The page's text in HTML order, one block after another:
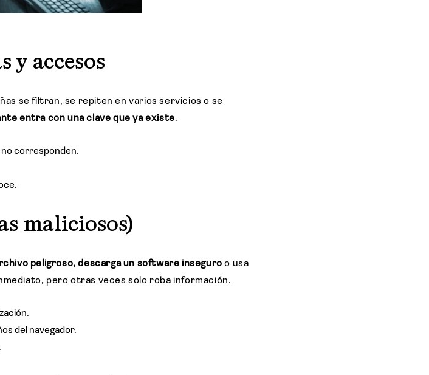
y accesos
se filtran, se repiten en varios servicios o se
entra con una clave que ya existe.
no corresponden.
maliciosos)
peligroso, descarga un software inseguroo usa
pero otras veces solo roba información.
del navegador.